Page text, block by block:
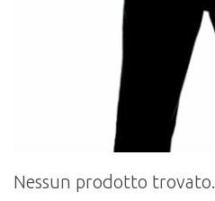
Nessun prodotto trovato.